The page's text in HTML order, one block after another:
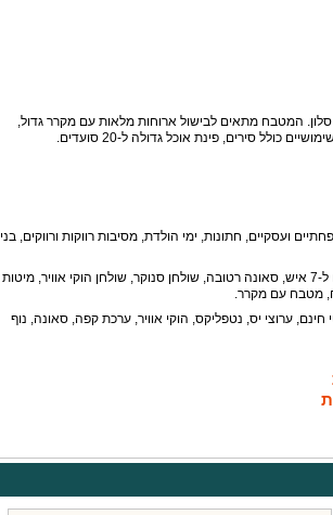
מסך ענק 88 אינטש, מקרן, שולחן סלון. המטבח מתאים לבישול ארוחות מלאות עם מקרר גדול,
ועסקיים, חתונות, ימי הולדת, מסיבות רווקות ורווקים, בני
בריכה מחוממת בעונה, מגודרת ומקורה (עומק עד 1.5 מטר), ג'קוזי זרמים ל-7 איש, סאונה רטובה, שולחן סנוקר, שולחן הוקי אוויר, מיטות
8 רכבים, אינטרנט אלחוטי חינם, ערוצי יס, נטפליקס, הוקי אוויר, ערכת קפה, סאונה, נוף